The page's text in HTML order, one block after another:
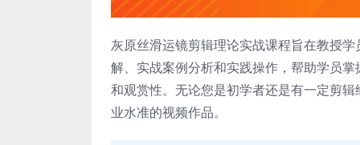
灰原丝滑运镜剪辑理论实战课程旨在教授
解、实战案例分析和实践操作，帮助学员
和观赏性。无论您是初学者还是有一定剪
业水准的视频作品。